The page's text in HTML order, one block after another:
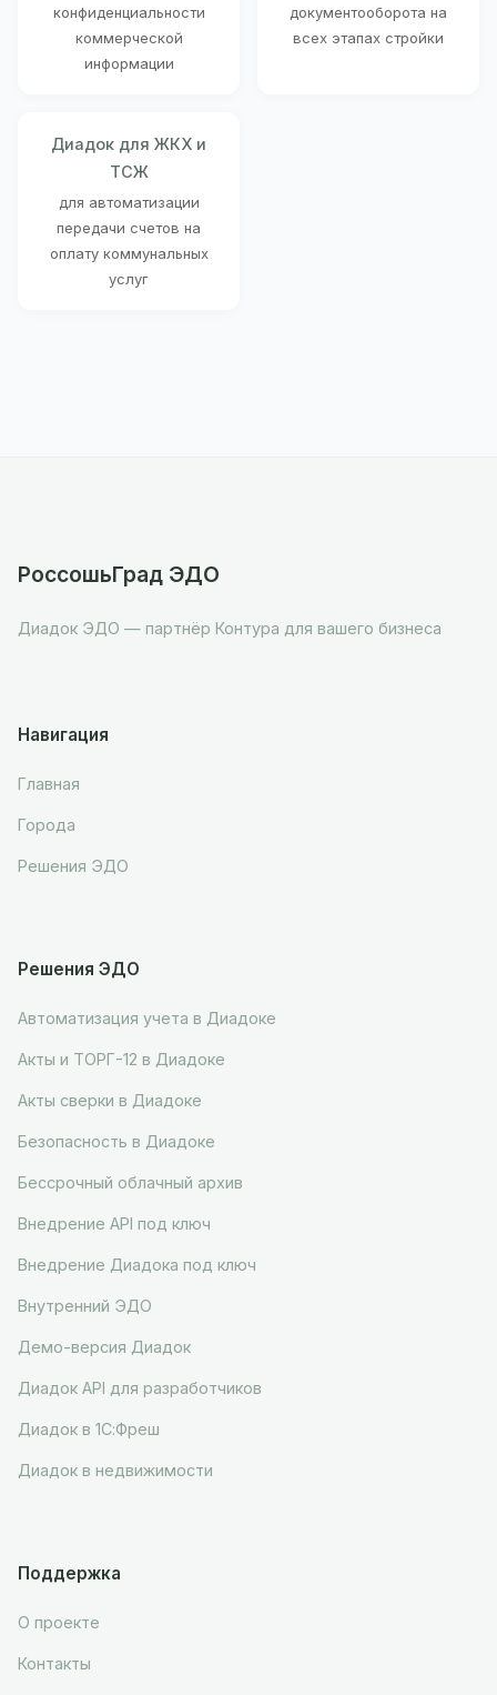
конфиденциальности
коммерческой
информации
документооборота на
всех этапах стройки
Диадок для ЖКХ и
ТСЖ
для автоматизации
передачи счетов на
оплату коммунальных
услуг
РоссошьГрад ЭДО
Диадок ЭДО — партнёр Контура для вашего бизнеса
Навигация
Главная
Города
Решения ЭДО
Решения ЭДО
Автоматизация учета в Диадоке
Акты и ТОРГ-12 в Диадоке
Акты сверки в Диадоке
Безопасность в Диадоке
Бессрочный облачный архив
Внедрение API под ключ
Внедрение Диадока под ключ
Внутренний ЭДО
Демо-версия Диадок
Диадок API для разработчиков
Диадок в 1С:Фреш
Диадок в недвижимости
Поддержка
О проекте
Контакты